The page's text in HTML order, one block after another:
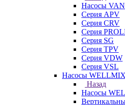
Насосы
Серия APV
Серия CRV
Серия
Серия SG
Серия TPV
Серия VDW
Серия VSL
Насосы WELLMIX
Назад
Насосы